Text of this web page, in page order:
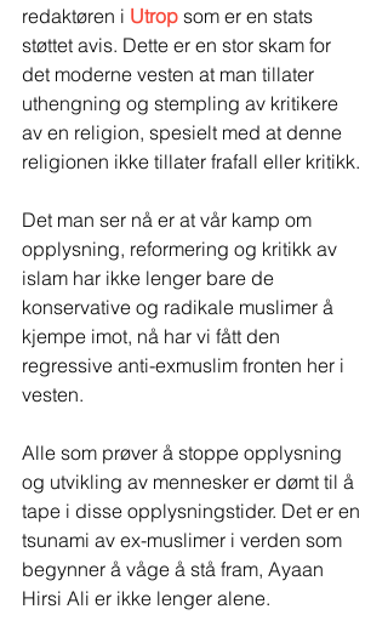
redaktøren i Utrop som er en stats
støttet avis. Dette er en stor skam for
det moderne vesten at man tillater
uthengning og stempling av kritikere
av en religion, spesielt med at denne
religionen ikke tillater frafall eller kritikk.
Det man ser nå er at vår kamp om
opplysning, reformering og kritikk av
islam har ikke lenger bare de
konservative og radikale muslimer å
kjempe imot, nå har vi fått den
regressive anti-exmuslim fronten her i
vesten.
Alle som prøver å stoppe opplysning
og utvikling av mennesker er dømt til å
tape i disse opplysningstider. Det er en
tsunami av ex-muslimer i verden som
begynner å våge å stå fram, Ayaan
Hirsi Ali er ikke lenger alene.